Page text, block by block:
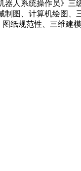
系统操作员》三
制图、计算机绘图
纸规范性、三维建